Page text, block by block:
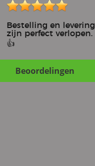
Bestelling en levering
zijn perfect verlopen.
👍
Beoordelingen